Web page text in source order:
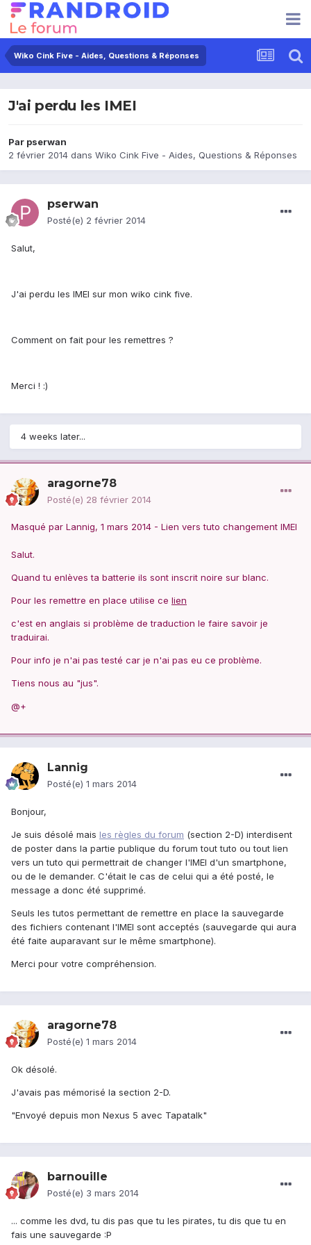
Wiko Cink Five - Aides, Questions & Réponses
J'ai perdu les IMEI
Par pserwan
2 février 2014 dans Wiko Cink Five - Aides, Questions & Réponses
pserwan
Posté(e) 2 février 2014
Salut,
J'ai perdu les IMEI sur mon wiko cink five.
Comment on fait pour les remettres ?
Merci ! :)
4 weeks later...
aragorne78
Posté(e) 28 février 2014
Masqué par Lannig, 1 mars 2014 - Lien vers tuto changement IMEI
Salut.
Quand tu enlèves ta batterie ils sont inscrit noire sur blanc.
Pour les remettre en place utilise ce lien
c'est en anglais si problème de traduction le faire savoir je
traduirai.
Pour info je n'ai pas testé car je n'ai pas eu ce problème.
Tiens nous au "jus".
@+
Lannig
Posté(e) 1 mars 2014
Bonjour,
Je suis désolé mais les règles du forum (section 2-D) interdisent
de poster dans la partie publique du forum tout tuto ou tout lien
vers un tuto qui permettrait de changer l'IMEI d'un smartphone,
ou de le demander. C'était le cas de celui qui a été posté, le
message a donc été supprimé.
Seuls les tutos permettant de remettre en place la sauvegarde
des fichiers contenant l'IMEI sont acceptés (sauvegarde qui aura
été faite auparavant sur le même smartphone).
Merci pour votre compréhension.
aragorne78
Posté(e) 1 mars 2014
Ok désolé.
J'avais pas mémorisé la section 2-D.
"Envoyé depuis mon Nexus 5 avec Tapatalk"
barnouille
Posté(e) 3 mars 2014
... comme les dvd, tu dis pas que tu les pirates, tu dis que tu en
fais une sauvegarde :P